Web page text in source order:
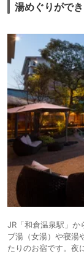
湯めぐりがで
JR「和倉温泉駅」か
ブ湯（女湯）や寝湯
たりのお宿です。夜